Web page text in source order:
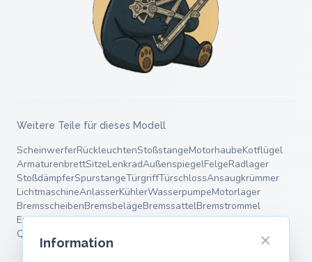
Weitere Teile für dieses Modell
ScheinwerferRückleuchtenStoßstangeMotorhaubeKotflügel
ArmaturenbrettSitzeLenkradAußenspiegelFelgeRadlager
StoßdämpferSpurstangeTürgriffTürschlossAnsaugkrümmer
LichtmaschineAnlasserKühlerWasserpumpeMotorlager
BremsscheibenBremsbelägeBremssattelBremstrommel
EndschalldämpferMittelschalldämpferFahrwerksfedern
Querlenker
Information